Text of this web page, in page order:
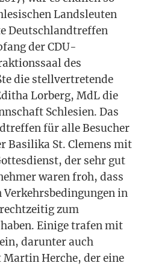
Lands­leu­ten
Deutsch­land­tref­fen
der CDU-
des
die stell­ver­tre­ten­de
Lor­berg, MdL die
Schle­si­en. Das
für alle Besu­cher
Basi­li­ka St. Cle­mens mit
der sehr gut
waren froh, dass
Ver­kehrs­be­din­gun­gen in
zum
Eini­ge tra­fen mit
dar­un­ter auch
Her­che, der eine